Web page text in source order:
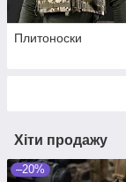
Плитоноски
Хіти продажу
–20%